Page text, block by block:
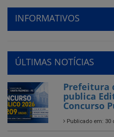
INFORMATIVOS
ÚLTIMAS NOTÍCIAS
Prefeitura
publica
Concurso
Publicado em: 30